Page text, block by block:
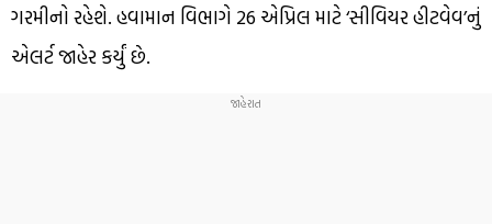
ગરમીનો રહેશે. હવામાન વિભાગે 26 એપ્રિલ માટે ‘સીવિયર હીટવેવ’નું
એલર્ટ જાહેર કર્યું છે.